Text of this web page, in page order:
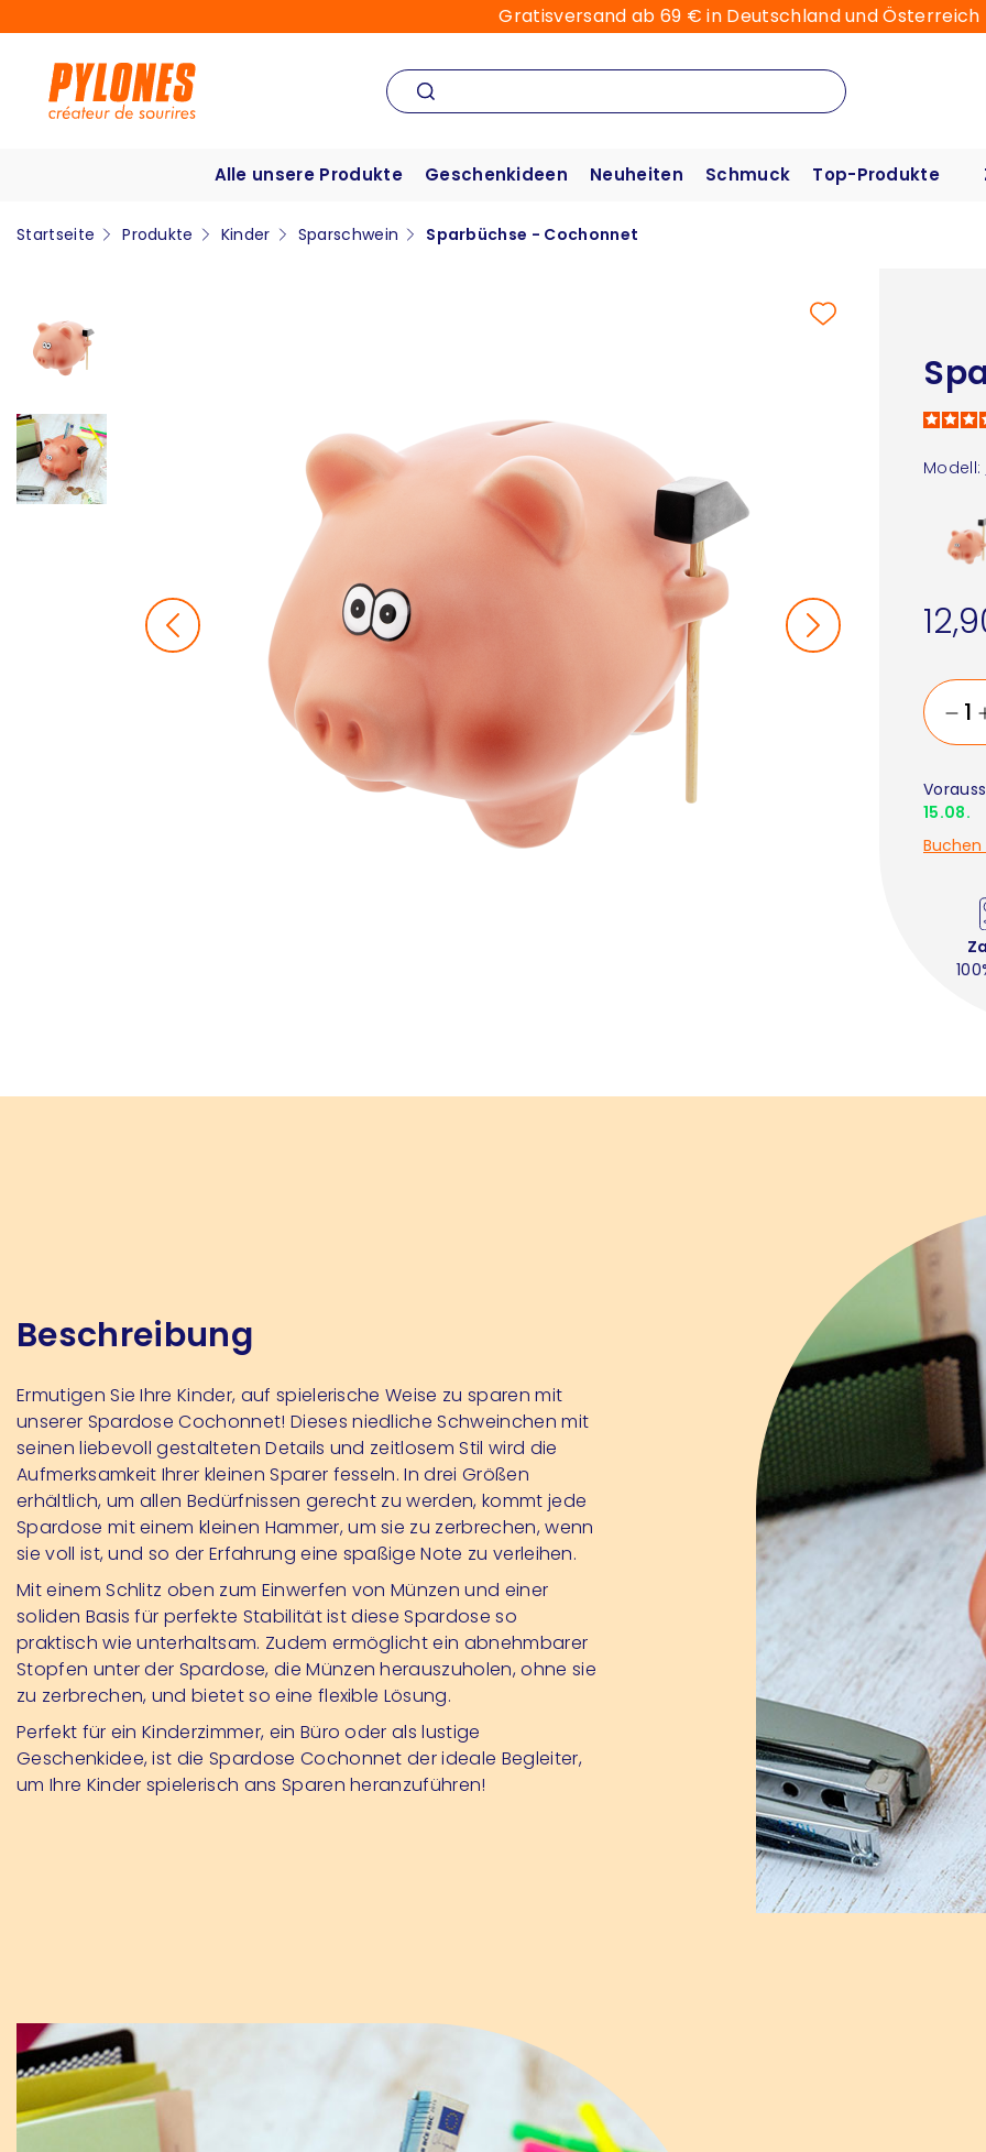
Gratisversand ab 69 € in Deutschland und Österreich
Alle unsere Produkte Geschenkideen Neuheiten Schmuck Top-Produkte
Startseite Produkte Kinder Sparschwein Sparbüchse - Cochonnet
Modell:
15.08.
Beschreibung
Ermutigen Sie Ihre Kinder, auf spielerische Weise zu sparen mit
unserer Spardose Cochonnet! Dieses niedliche Schweinchen mit
seinen liebevoll gestalteten Details und zeitlosem Stil wird die
Aufmerksamkeit Ihrer kleinen Sparer fesseln. In drei Größen
erhältlich, um allen Bedürfnissen gerecht zu werden, kommt jede
Spardose mit einem kleinen Hammer, um sie zu zerbrechen, wenn
sie voll ist, und so der Erfahrung eine spaßige Note zu verleihen.
Mit einem Schlitz oben zum Einwerfen von Münzen und einer
soliden Basis für perfekte Stabilität ist diese Spardose so
praktisch wie unterhaltsam. Zudem ermöglicht ein abnehmbarer
Stopfen unter der Spardose, die Münzen herauszuholen, ohne sie
zu zerbrechen, und bietet so eine flexible Lösung.
Perfekt für ein Kinderzimmer, ein Büro oder als lustige
Geschenkidee, ist die Spardose Cochonnet der ideale Begleiter,
um Ihre Kinder spielerisch ans Sparen heranzuführen!